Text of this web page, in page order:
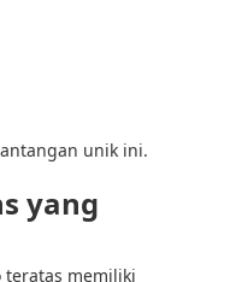
unik ini.
yang
teratas memiliki